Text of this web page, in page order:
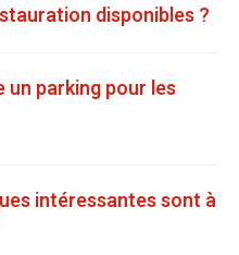
disponibles ?
un parking pour les
intéressantes sont à